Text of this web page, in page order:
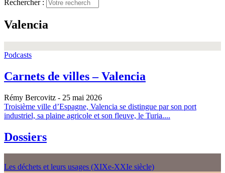
Rechercher :
Valencia
Podcasts
Carnets de villes – Valencia
Rémy Bercovitz - 25 mai 2026
Troisième ville d’Espagne, Valencia se distingue par son port
industriel, sa plaine agricole et son fleuve, le Turia....
Dossiers
Les déchets et leurs usages (XIXe-XXIe siècle)